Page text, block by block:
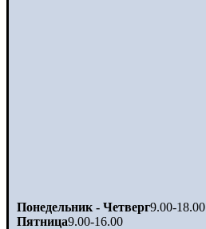
Понедельник - Четверг9.00-18.00
Пятница9.00-16.00